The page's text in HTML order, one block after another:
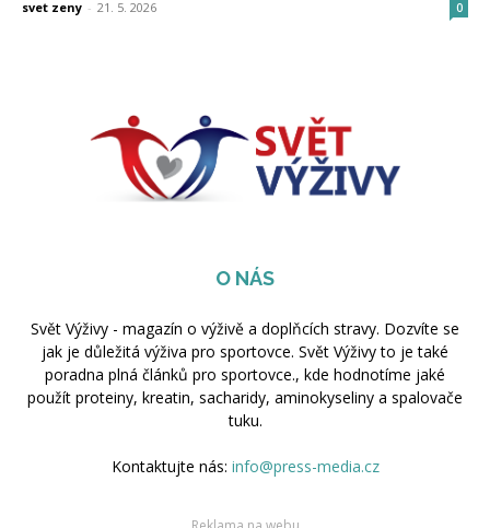
svet zeny - 21. 5. 2026 0
O NÁS
Svět Výživy - magazín o výživě a doplňcích stravy. Dozvíte se
jak je důležitá výživa pro sportovce. Svět Výživy to je také
poradna plná článků pro sportovce., kde hodnotíme jaké
použít proteiny, kreatin, sacharidy, aminokyseliny a spalovače
tuku.
Kontaktujte nás: info@press-media.cz